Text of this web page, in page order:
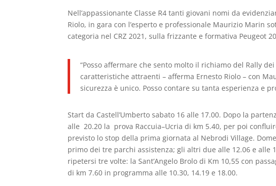
Nell’appassionante Classe R4 tanti giovani nomi da
Riolo, in gara con l’esperto e professionale Maurizio Marin
categoria nel CRZ 2021, sulla frizzante e formativa Peugeot
“Posso affermare che sento molto il richiamo del Rally
caratteristiche attraenti – afferma Ernesto Riolo – con
sicurezza è unico. Posso contare su tanta esperienza e
Start da Castell’Umberto sabato 16 alle 17.00. Dopo la
alle 20.20 la prova Raccuia–Ucria di km 5.40, per poi
previsto lo stop della prima giornata al Nebrodi Village.
primo dei tre parchi assistenza; gli altri due alle 12.06 e alle
ripetersi tre volte: la Sant’Angelo Brolo di Km 10,55 con
di km 7.60 in programma alle 10.30, 14.19 e 18.00.